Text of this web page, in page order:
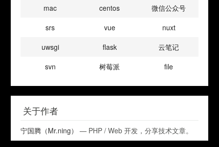
mac
centos
微信公众号
srs
vue
nuxt
uwsgi
flask
云笔记
svn
树莓派 file
关于作者
宁国腾（Mr.ning） — PHP / Web 开发，分享技术文章。